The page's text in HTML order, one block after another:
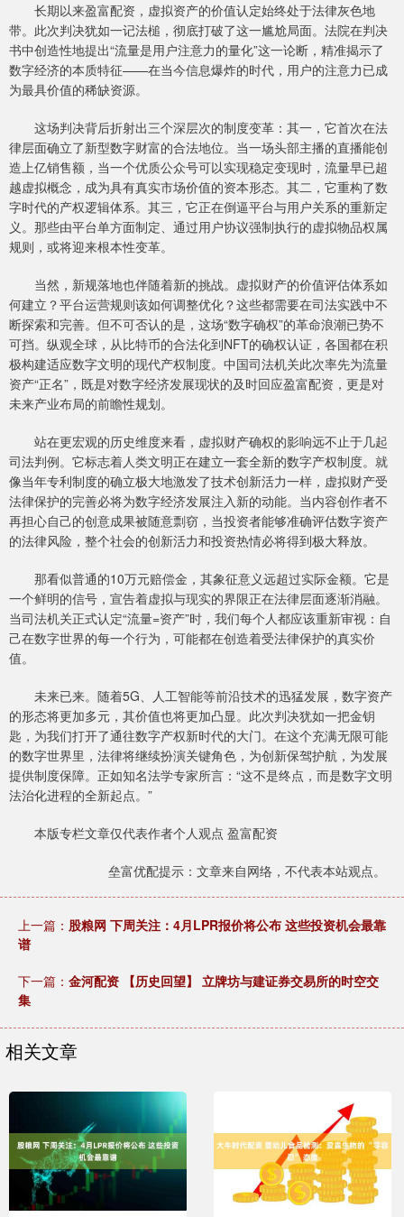
长期以来盈富配资，虚拟资产的价值认定始终处于法律灰色地
带。此次判决犹如一记法槌，彻底打破了这一尴尬局面。法院在判决
书中创造性地提出“流量是用户注意力的量化”这一论断，精准揭示了
数字经济的本质特征——在当今信息爆炸的时代，用户的注意力已成
为最具价值的稀缺资源。
这场判决背后折射出三个深层次的制度变革：其一，它首次在法
律层面确立了新型数字财富的合法地位。当一场头部主播的直播能创
造上亿销售额，当一个优质公众号可以实现稳定变现时，流量早已超
越虚拟概念，成为具有真实市场价值的资本形态。其二，它重构了数
字时代的产权逻辑体系。其三，它正在倒逼平台与用户关系的重新定
义。那些由平台单方面制定、通过用户协议强制执行的虚拟物品权属
规则，或将迎来根本性变革。
当然，新规落地也伴随着新的挑战。虚拟财产的价值评估体系如
何建立？平台运营规则该如何调整优化？这些都需要在司法实践中不
断探索和完善。但不可否认的是，这场“数字确权”的革命浪潮已势不
可挡。纵观全球，从比特币的合法化到NFT的确权认证，各国都在积
极构建适应数字文明的现代产权制度。中国司法机关此次率先为流量
资产“正名”，既是对数字经济发展现状的及时回应盈富配资，更是对
未来产业布局的前瞻性规划。
站在更宏观的历史维度来看，虚拟财产确权的影响远不止于几起
司法判例。它标志着人类文明正在建立一套全新的数字产权制度。就
像当年专利制度的确立极大地激发了技术创新活力一样，虚拟财产受
法律保护的完善必将为数字经济发展注入新的动能。当内容创作者不
再担心自己的创意成果被随意剽窃，当投资者能够准确评估数字资产
的法律风险，整个社会的创新活力和投资热情必将得到极大释放。
那看似普通的10万元赔偿金，其象征意义远超过实际金额。它是
一个鲜明的信号，宣告着虚拟与现实的界限正在法律层面逐渐消融。
当司法机关正式认定“流量=资产”时，我们每个人都应该重新审视：自
己在数字世界的每一个行为，可能都在创造着受法律保护的真实价
值。
未来已来。随着5G、人工智能等前沿技术的迅猛发展，数字资产
的形态将更加多元，其价值也将更加凸显。此次判决犹如一把金钥
匙，为我们打开了通往数字产权新时代的大门。在这个充满无限可能
的数字世界里，法律将继续扮演关键角色，为创新保驾护航，为发展
提供制度保障。正如知名法学专家所言：“这不是终点，而是数字文明
法治化进程的全新起点。”
本版专栏文章仅代表作者个人观点 盈富配资
垒富优配提示：文章来自网络，不代表本站观点。
上一篇： 股粮网 下周关注：4月LPR报价将公布 这些投资机会最靠
谱
下一篇： 金河配资 【历史回望】 立牌坊与建证券交易所的时空交
集
相关文章